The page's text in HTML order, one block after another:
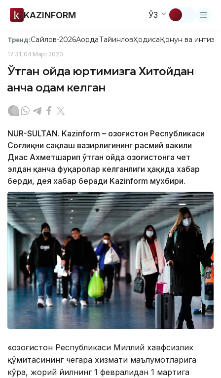
KAZINFORM ЎЗ
Тренд:Сайлов-2026АқордаТайинловҲодисаҚонун ва
17:31, 04 Март 2020
Ўтган ойда юртимизга Хитойдан
қанча одам келган
NUR-SULTAN. Kazinform – Қозоғистон Республикаси
Соғлиқни сақлаш вазирлигининг расмий вакили
Диас Ахметшарип ўтган ойда Қозоғистонга чет
элдан қанча фуқаролар келганлиги ҳақида хабар
берди, дея хабар беради Kazinform мухбири.
«Қозоғистон Республикаси Миллий хавфсизлик
қўмитасининг чегара хизмати маълумотларига
кўра, жорий йилнинг 1 февралидан 1 мартига